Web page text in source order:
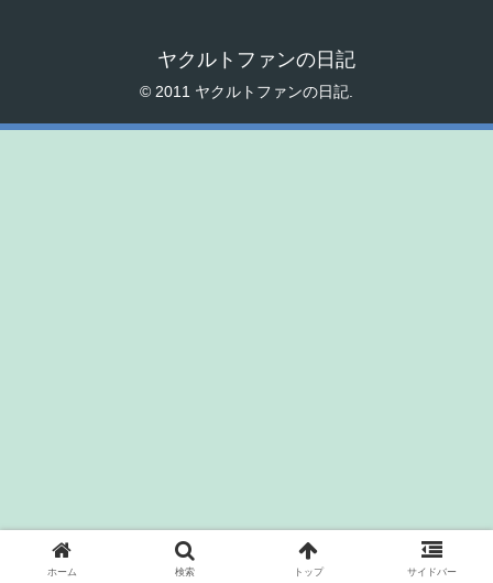
ヤクルトファンの日記
© 2011 ヤクルトファンの日記.
ホーム 検索 トップ サイドバー